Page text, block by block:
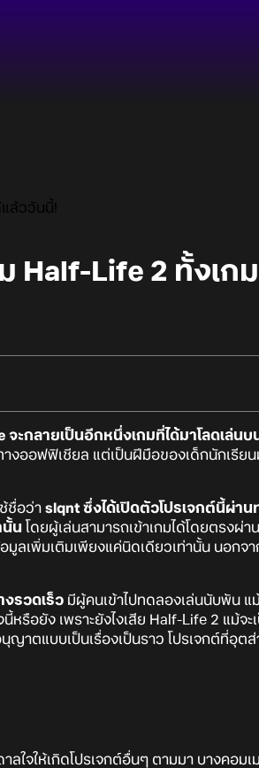
ล้ววันนี้!
Half-Life 2 ทั้งเก
จะกลายเป็นอีกหนึ่งเกมที่ได้มาโลดเล่น
างออฟฟิเชียล แต่เป็นฝีมือของเด็กนักเรีย
ชื่อว่า slqnt ซึ่งได้เปิดตัวโปรเจกต์นี้ผ่าน
นั้น โดยผู้เล่นสามารถเข้าเกมได้โดยตรงผ่า
ลเพิ่มเติมเพียงแค่นิดเดียวเท่านั้น นอกจ
งรวดเร็ว มีผู้คนเข้าไปทดลองเล่นนับพัน แ
รือยัง เพราะยังไงเสีย Half-Life 2 แม้จะ
าตแบบเป็นเรื่องเป็นราว โปรเจกต์ที่อุต
ใจให้เกิดโปรเจกต์อื่นๆ ตามมา บางคอม